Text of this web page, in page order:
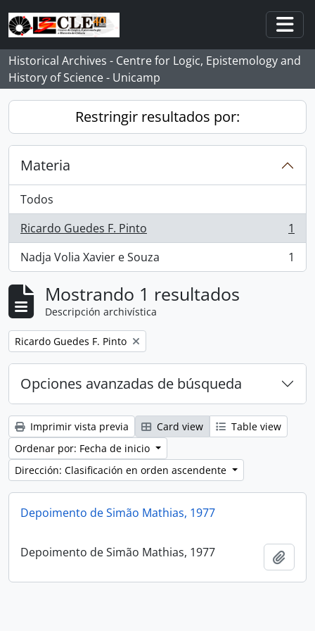
Skip to main content
Historical Archives - Centre for Logic, Epistemology and
History of Science - Unicamp
Restringir resultados por:
Materia
Todos
Ricardo Guedes F. Pinto
, 1 resultados
1
Nadja Volia Xavier e Souza
, 1 resultados 1
Mostrando 1 resultados
Descripción archivística
Remove filter:
Ricardo Guedes F. Pinto
Opciones avanzadas de búsqueda
Imprimir vista previa Card view
Table view
Ordenar por: Fecha de inicio
Dirección: Clasificación en orden ascendente
Depoimento de Simão Mathias, 1977
Depoimento de Simão Mathias, 1977